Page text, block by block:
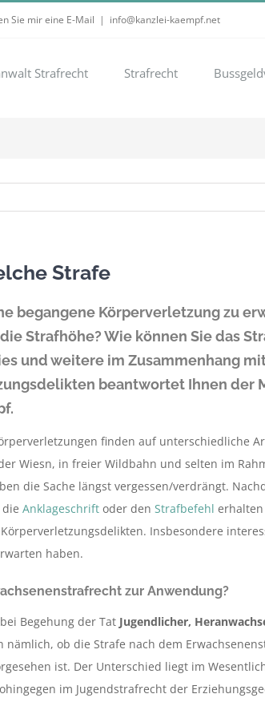
Sie mir eine E-Mail | info@kanzlei-kaempf.net
Strafrecht Strafrecht
Strafe
begangene Körperverletzung zu
Strafhöhe? Wie können Sie das
und weitere im Zusammenhang
beantwortet Ihnen der
finden auf unterschiedliche
Wiesn, in freier Wildbahn und selten im
die Sache längst vergessen/verdrängt.
die Anklageschrift oder den Strafbefehl
Insbesondere
haben.
zur Anwendung?
Begehung der Tat Jugendlicher,
nämlich, ob die Strafe nach dem
ist. Der Unterschied liegt im
im Jugendstrafrecht der